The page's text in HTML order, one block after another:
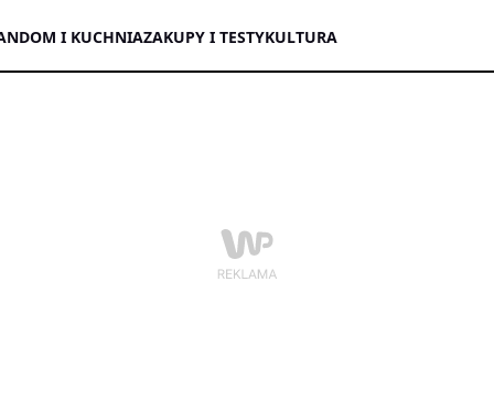
DOM I KUCHNIAZAKUPY I TESTYKULTURA